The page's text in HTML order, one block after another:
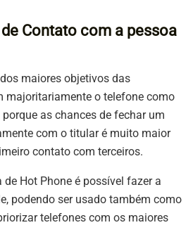
Contato com a pessoa
maiores objetivos das
majoritariamente o telefone como
as chances de fechar um
com o titular é muito maior
contato com terceiros.
Hot Phone é possível fazer a
podendo ser usado também como
telefones com os maiores